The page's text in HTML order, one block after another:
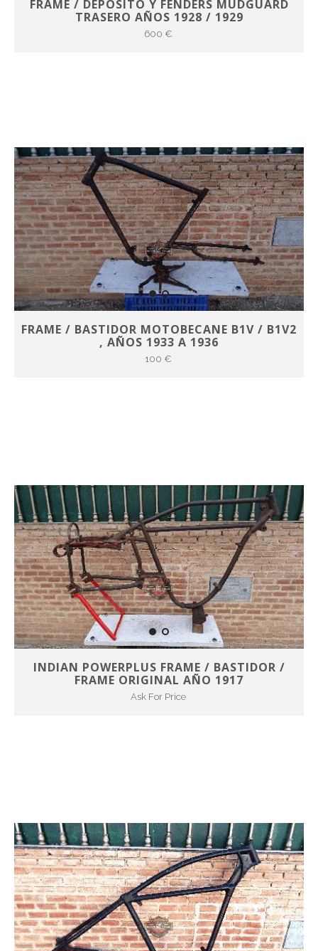
FRAME / DEPOSITO Y FENDERS MUDGUARD
TRASERO AÑOS 1928 / 1929
600 €
FRAME / BASTIDOR MOTOBECANE B1V / B1V2
, AÑOS 1933 A 1936
100 €
INDIAN POWERPLUS FRAME / BASTIDOR /
FRAME ORIGINAL AÑO 1917
Ask For Price